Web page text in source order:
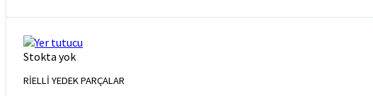
Stokta yok
RİELLİ YEDEK PARÇALAR